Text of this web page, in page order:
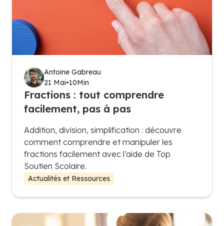
Antoine Gabreau
21 Mai•10Min
Fractions : tout comprendre
facilement, pas à pas
Addition, division, simplification : découvre
comment comprendre et manipuler les
fractions facilement avec l’aide de Top
Soutien Scolaire.
Actualités et Ressources